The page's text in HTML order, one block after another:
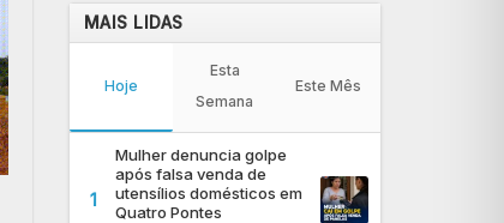
MAIS LIDAS
Hoje
Esta
Semana
Este Mês
1
Mulher denuncia golpe
após falsa venda de
utensílios domésticos em
Quatro Pontes